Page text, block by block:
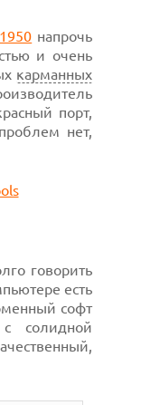
напрочь
и очень
карманных
порт,
нет,
говорить
есть
софт
солидной